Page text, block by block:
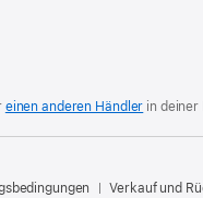
einen anderen Händler in deiner
Verkauf und